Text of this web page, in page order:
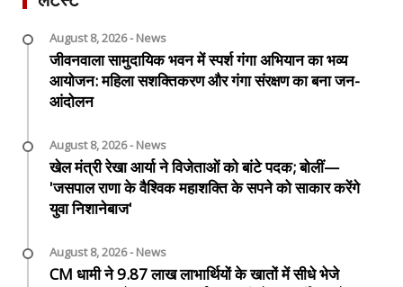
August 8, 2026 - News
जीवनवाला सामुदायिक भवन में स्पर्श गंगा अभियान का भव्य
आयोजन: महिला सशक्तिकरण और गंगा संरक्षण का बना जन-
आंदोलन
August 8, 2026 - News
खेल मंत्री रेखा आर्या ने विजेताओं को बांटे पदक; बोलीं—
'जसपाल राणा के वैश्विक महाशक्ति के सपने को साकार करेंगे
युवा निशानेबाज'
August 8, 2026 - News
CM धामी ने 9.87 लाख लाभार्थियों के खातों में सीधे भेजे